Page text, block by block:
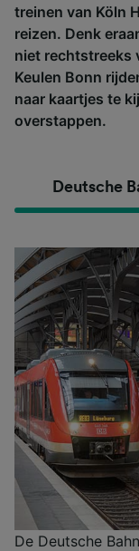
treinen van Köln
reizen. Denk
niet rechtstreeks
Keulen Bonn
naar kaartjes te
overstappen.
Deutsche
De Deutsche